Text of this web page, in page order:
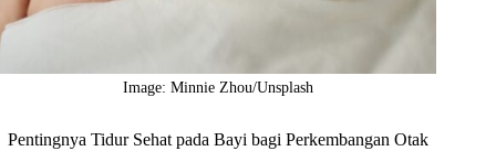
Image: Minnie Zhou/Unsplash
Pentingnya Tidur Sehat pada Bayi bagi Perkembangan Otak